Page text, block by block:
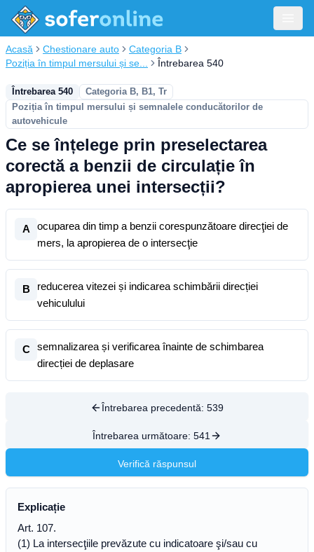
Acasă Chestionare auto
Categoria B
Poziția în timpul mersului și se...
Întrebarea 540
Întrebarea 540
Categoria B, B1, Tr
Poziția în timpul mersului și semnalele conducătorilor de
autovehicule
Ce se înțelege prin preselectarea
corectă a benzii de circulație în
apropierea unei intersecții?
A
ocuparea din timp a benzii corespunzătoare direcţiei de
mers, la apropierea de o intersecţie
B
reducerea vitezei și indicarea schimbării direcției
vehiculului
C
semnalizarea și verificarea înainte de schimbarea
direcției de deplasare
Întrebarea precedentă: 539
Întrebarea următoare: 541
Verifică răspunsul
Explicație
Art. 107.
(1) La intersecţiile prevăzute cu indicatoare şi/sau cu